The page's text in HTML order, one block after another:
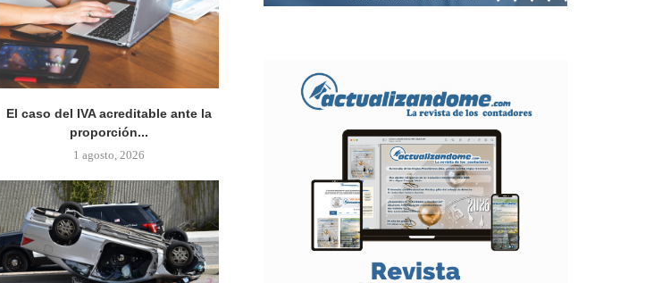
El caso del IVA acreditable ante la
proporción...
1 agosto, 2026